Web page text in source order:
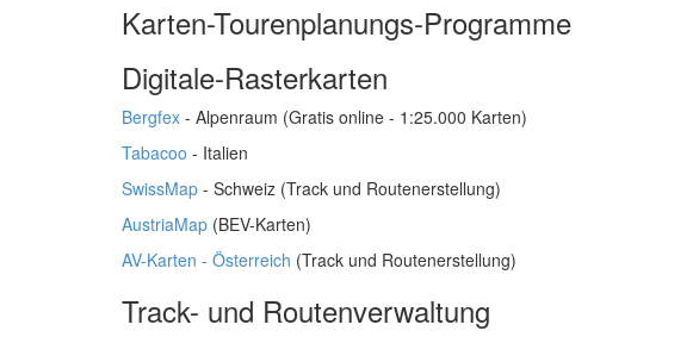
Karten-Tourenplanungs-Programme
Digitale-Rasterkarten
Bergfex - Alpenraum (Gratis online - 1:25.000 Karten)
Tabacoo - Italien
SwissMap - Schweiz (Track und Routenerstellung)
AustriaMap (BEV-Karten)
AV-Karten - Österreich (Track und Routenerstellung)
Track- und Routenverwaltung